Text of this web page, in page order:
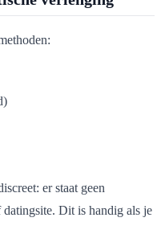
er staat geen
Dit is handig als je